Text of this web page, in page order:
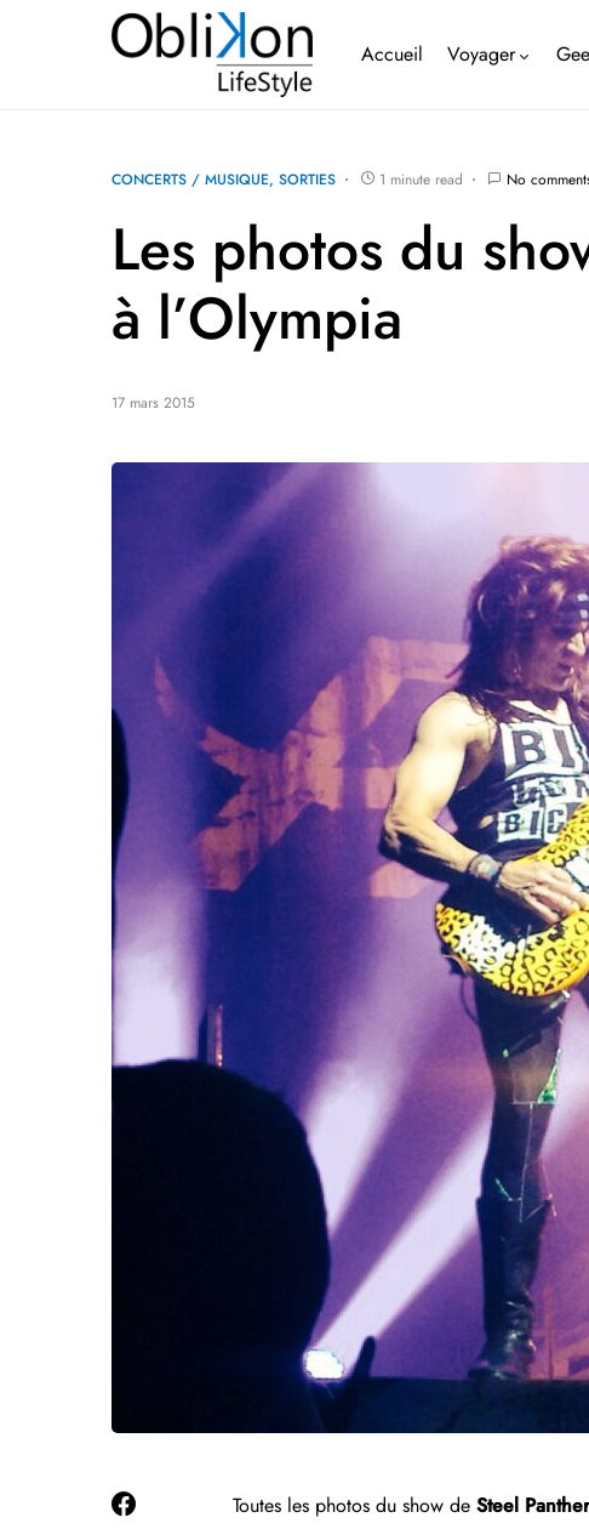
Accueil Voyager
CONCERTS / MUSIQUE SORTIES 1 minute read No
Les photos du
à l’Olympia
17 mars 2015
Toutes les photos du show de Steel Panther